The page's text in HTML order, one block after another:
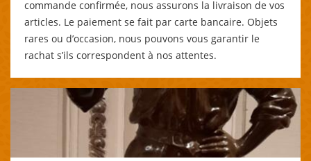
commande confirmée, nous assurons la livraison de vos
articles. Le paiement se fait par carte bancaire. Objets
rares ou d’occasion, nous pouvons vous garantir le
rachat s’ils correspondent à nos attentes.